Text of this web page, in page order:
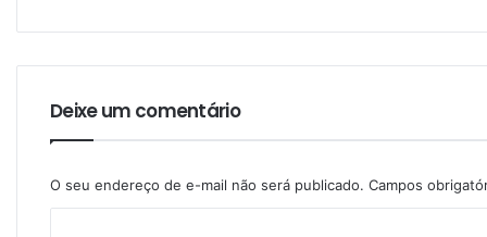
Deixe um comentário
O seu endereço de e-mail não será publicado. Campos